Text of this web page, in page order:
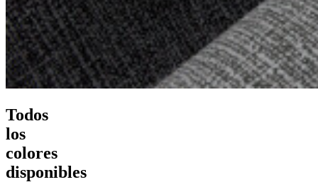
Todos
los
colores
disponibles